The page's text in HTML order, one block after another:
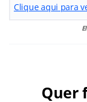
Clique aqui para
Quer